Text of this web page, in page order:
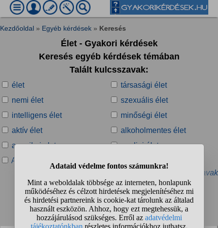
Kezdőoldal » Egyéb kérdések » Keresés
Élet - Gyakori kérdések
Keresés egyéb kérdések témában
Talált kulcsszavak:
élet
társasági élet
nemi élet
szexuális élet
intelligens élet
minőségi élet
aktív élet
alkoholmentes élet
amerikai elet
angliai élet
Az élet csajos oldala
» További kapcsolódó kulcsszavak
Talált kérdések:
1 2 3 4 ... ❯ ❯❯